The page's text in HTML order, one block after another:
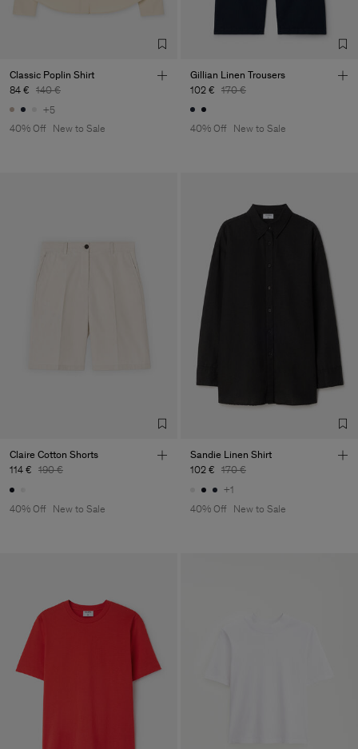
Classic Poplin Shirt
84 € 140 €
+5
40% Off
New to Sale
Gillian Linen Trousers
102 € 170 €
40% Off New to Sale
Claire Cotton Shorts
114 € 190 €
40% Off New to Sale
Sandie Linen Shirt
102 € 170 €
+1
40% Off
New to Sale